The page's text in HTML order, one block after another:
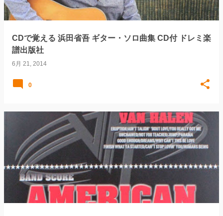
CDで覚える 浜田省吾 ギター・ソロ曲集 CD付 ドレミ楽
譜出版社
6月 21, 2014
0